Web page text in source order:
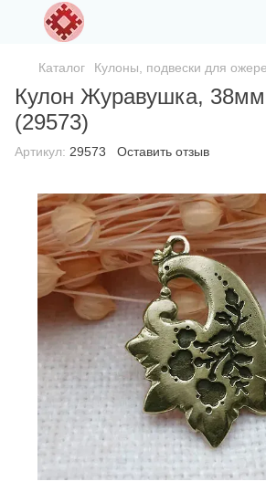
Каталог Кулоны, подвески для
Кулон Журавушка,
(29573)
Артикул: 29573 Оставить отзыв